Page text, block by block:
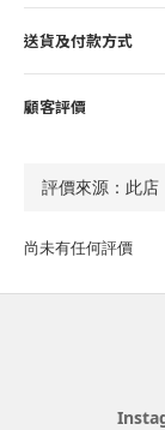
送貨及付款方式
顧客評價
尚未有任何評價